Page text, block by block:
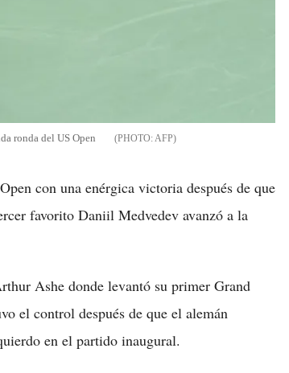
ronda del US Open AFP
con una enérgica victoria después de que
favorito Daniil Medvedev avanzó a la
Ashe donde levantó su primer Grand
el control después de que el alemán
en el partido inaugural.